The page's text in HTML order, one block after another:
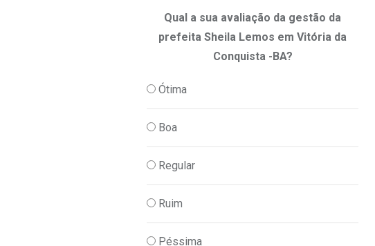
Qual a sua avaliação da gestão da
prefeita Sheila Lemos em Vitória da
Conquista -BA?
Ótima
Boa
Regular
Ruim
Péssima